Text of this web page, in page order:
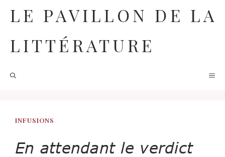
contenu
LE PAVILLON DE LA
LITTÉRATURE
INFUSIONS
En attendant le verdict